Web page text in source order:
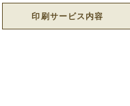
印刷サービス内容